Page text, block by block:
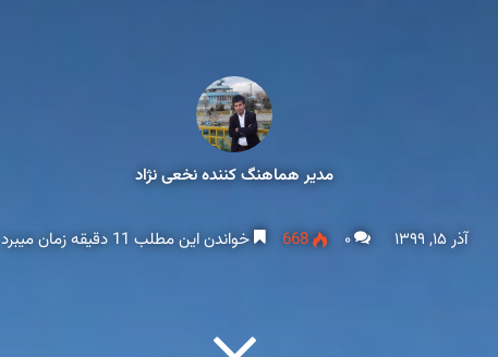
مدیر هماهنگ کننده نخعی نژاد
آذر ۱۵, ۱۳۹۹ ۰ 668 خواندن این مطلب 11 دقیقه زمان میبرد